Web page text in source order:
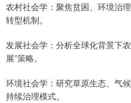
农村社会学：聚焦贫困、环境治
转型机制。
发展社会学：分析全球化背景下
展”策略。
环境社会学：研究草原生态、气
持续治理模式。